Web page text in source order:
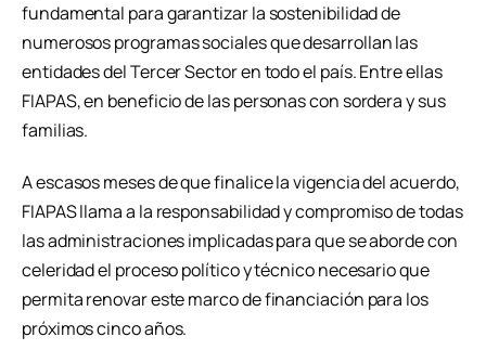
fundamental para garantizar la sostenibilidad de
numerosos programas sociales que desarrollan las
entidades del Tercer Sector en todo el país. Entre ellas
FIAPAS, en beneficio de las personas con sordera y sus
familias.
A escasos meses de que finalice la vigencia del acuerdo,
FIAPAS llama a la responsabilidad y compromiso de todas
las administraciones implicadas para que se aborde con
celeridad el proceso político y técnico necesario que
permita renovar este marco de financiación para los
próximos cinco años.